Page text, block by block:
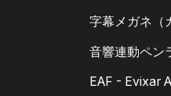
字幕メガネ（
音響連動ペン
EAF - Evixar